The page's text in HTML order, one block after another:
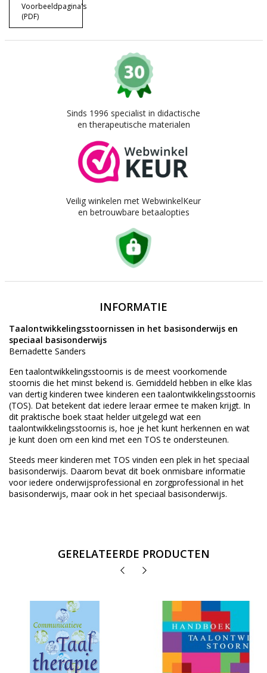
Voorbeeldpagina's
(PDF)
Sinds 1996 specialist in didactische
en therapeutische materialen
Veilig winkelen met WebwinkelKeur
en betrouwbare betaalopties
INFORMATIE
Taalontwikkelingsstoornissen in het basisonderwijs en
speciaal basisonderwijs
Bernadette Sanders
Een taalontwikkelingsstoornis is de meest voorkomende
stoornis die het minst bekend is. Gemiddeld hebben in elke klas
van dertig kinderen twee kinderen een taalontwikkelingsstoornis
(TOS). Dat betekent dat iedere leraar ermee te maken krijgt. In
dit praktische boek staat helder uitgelegd wat een
taalontwikkelingsstoornis is, hoe je het kunt herkennen en wat
je kunt doen om een kind met een TOS te ondersteunen.
Steeds meer kinderen met TOS vinden een plek in het speciaal
basisonderwijs. Daarom bevat dit boek onmisbare informatie
voor iedere onderwijsprofessional en zorgprofessional in het
basisonderwijs, maar ook in het speciaal basisonderwijs.
GERELATEERDE PRODUCTEN